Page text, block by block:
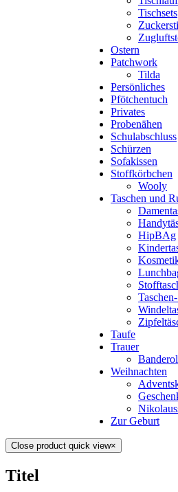
Tischsets
Ostern
Patchwork
Tilda
Persönliches
Pfötchentuch
Privates
Probenähen
Schulabschluss
Schürzen
Sofakissen
Stoffkörbchen
Wooly
Taschen und
HipBAg
Taufe
Trauer
Weihnachten
Zur Geburt
Close product quick view×
Titel